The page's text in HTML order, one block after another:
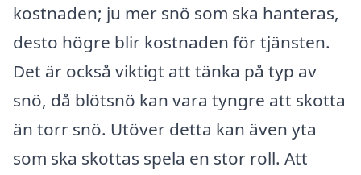
kostnaden; ju mer snö som ska hanteras,
desto högre blir kostnaden för tjänsten.
Det är också viktigt att tänka på typ av
snö, då blötsnö kan vara tyngre att skotta
än torr snö. Utöver detta kan även yta
som ska skottas spela en stor roll. Att